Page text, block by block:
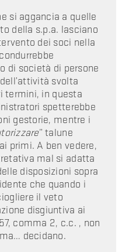
si aggancia a quelle
della s.p.a. lasciano
dei soci nella
di società di persone
svolta
termini, in questa
spetterebbe
gestorie, mentre i
” talune
primi. A ben vedere,
mal si adatta
disposizioni sopra
che quando i
il veto
disgiuntiva ai
comma 2, c.c. , non
decidano.